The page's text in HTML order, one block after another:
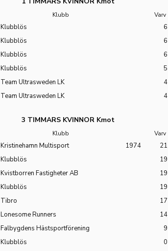
Klubb Varv
Klubblös 6
Klubblös 6
Klubblös 6
Klubblös 5
Team Ultrasweden LK 4
Team Ultrasweden LK 4
3 TIMMARS KVINNOR Kmot
Klubb Varv
Kristinehamn Multisport 1974 21
Klubblös 19
Kvistborren Fastigheter AB 19
Klubblös 19
Tibro 17
Lonesome Runners 14
Falbygdens Hästsportförening 9
Klubblös 0